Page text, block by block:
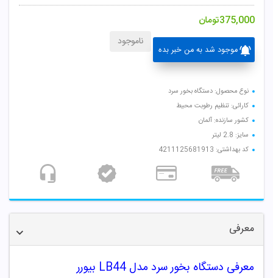
375,000تومان
موجود شد به من خبر بده
ناموجود
نوع محصول: دستگاه بخور سرد
کارائی: تنظیم رطوبت محیط
کشور سازنده: آلمان
سایز: 2.8 لیتر
کد بهداشتی: 4211125681913
معرفی
معرفی دستگاه بخور سرد مدل LB44 بیورر